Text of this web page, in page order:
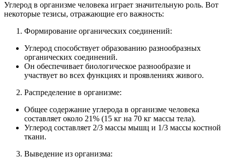
Углерод в организме человека играет значительную роль. Вот
некоторые тезисы, отражающие его важность:
Формирование органических соединений:
Углерод способствует образованию разнообразных
органических соединений.
Он обеспечивает биологическое разнообразие и
участвует во всех функциях и проявлениях живого.
Распределение в организме:
Общее содержание углерода в организме человека
составляет около 21% (15 кг на 70 кг массы тела).
Углерод составляет 2/3 массы мышц и 1/3 массы костной
ткани.
Выведение из организма: